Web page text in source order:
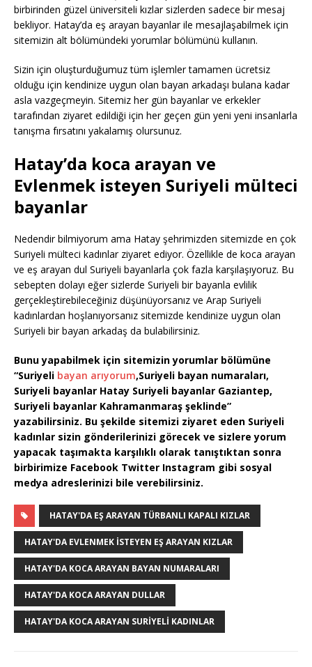
birbirinden güzel üniversiteli kızlar sizlerden sadece bir mesaj
bekliyor. Hatay’da eş arayan bayanlar ile mesajlaşabilmek için
sitemizin alt bölümündeki yorumlar bölümünü kullanın.
Sizin için oluşturduğumuz tüm işlemler tamamen ücretsiz
olduğu için kendinize uygun olan bayan arkadaşı bulana kadar
asla vazgeçmeyin. Sitemiz her gün bayanlar ve erkekler
tarafından ziyaret edildiği için her geçen gün yeni yeni insanlarla
tanışma fırsatını yakalamış olursunuz.
Hatay’da koca arayan ve
Evlenmek isteyen Suriyeli mülteci
bayanlar
Nedendir bilmiyorum ama Hatay şehrimizden sitemizde en çok
Suriyeli mülteci kadınlar ziyaret ediyor. Özellikle de koca arayan
ve eş arayan dul Suriyeli bayanlarla çok fazla karşılaşıyoruz. Bu
sebepten dolayı eğer sizlerde Suriyeli bir bayanla evlilik
gerçekleştirebileceğiniz düşünüyorsanız ve Arap Suriyeli
kadınlardan hoşlanıyorsanız sitemizde kendinize uygun olan
Suriyeli bir bayan arkadaş da bulabilirsiniz.
Bunu yapabilmek için sitemizin yorumlar bölümüne
“Suriyeli bayan arıyorum,Suriyeli bayan numaraları,
Suriyeli bayanlar Hatay Suriyeli bayanlar Gaziantep,
Suriyeli bayanlar Kahramanmaraş şeklinde”
yazabilirsiniz. Bu şekilde sitemizi ziyaret eden Suriyeli
kadınlar sizin gönderilerinizi görecek ve sizlere yorum
yapacak taşımakta karşılıklı olarak tanıştıktan sonra
birbirimize Facebook Twitter Instagram gibi sosyal
medya adreslerinizi bile verebilirsiniz.
HATAY'DA EŞ ARAYAN TÜRBANLI KAPALI KIZLAR
HATAY'DA EVLENMEK ISTEYEN EŞ ARAYAN KIZLAR
HATAY'DA KOCA ARAYAN BAYAN NUMARALARI
HATAY'DA KOCA ARAYAN DULLAR
HATAY'DA KOCA ARAYAN SURIYELI KADINLAR